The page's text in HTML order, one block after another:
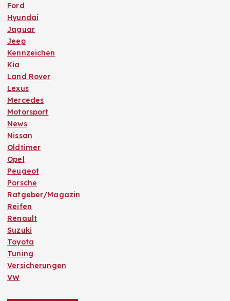
Ford
Hyundai
Jaguar
Jeep
Kennzeichen
Kia
Land Rover
Lexus
Mercedes
Motorsport
News
Nissan
Oldtimer
Opel
Peugeot
Porsche
Ratgeber/Magazin
Reifen
Renault
Suzuki
Toyota
Tuning
Versicherungen
VW